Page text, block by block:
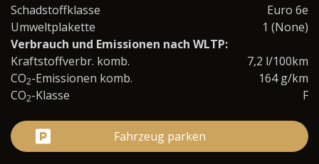
Schadstoffklasse
Euro 6e
Umweltplakette
1 (None)
Verbrauch und Emissionen nach WLTP:
Kraftstoffverbr. komb.
7,2 l/100km
CO2-Emissionen komb.
164 g/km
CO2-Klasse F
Fahrzeug parken